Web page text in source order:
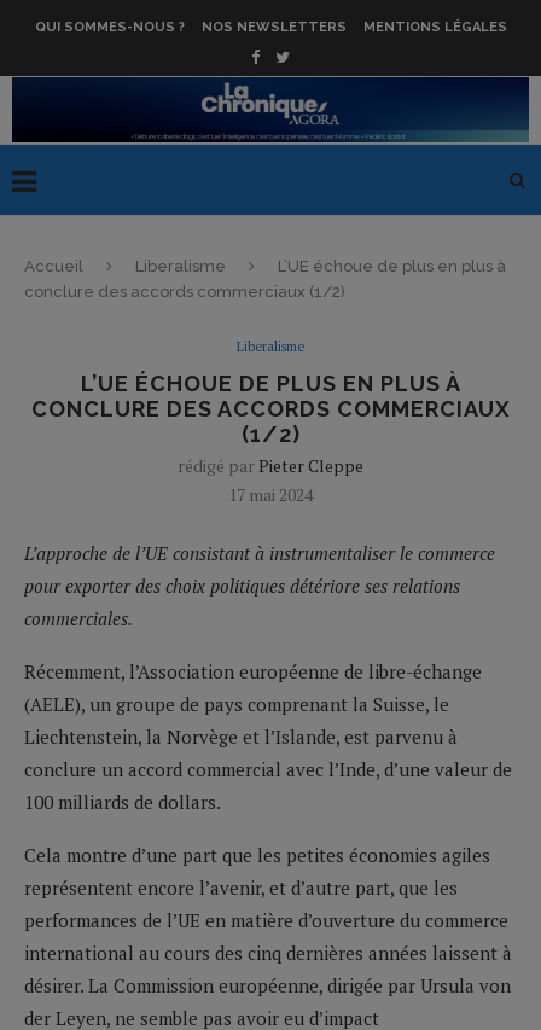
QUI SOMMES-NOUS ? NOS NEWSLETTERS MENTIONS LÉGALES
Accueil Liberalisme
L’UE échoue de plus en plus à
conclure des accords commerciaux (1/2)
Liberalisme
L’UE ÉCHOUE DE PLUS EN PLUS À
CONCLURE DES ACCORDS COMMERCIAUX
(1/2)
rédigé par Pieter Cleppe
17 mai 2024
L’approche de l’UE consistant à instrumentaliser le commerce
pour exporter des choix politiques détériore ses relations
commerciales.
Récemment, l’Association européenne de libre-échange
(AELE), un groupe de pays comprenant la Suisse, le
Liechtenstein, la Norvège et l’Islande, est parvenu à
conclure un accord commercial avec l’Inde, d’une valeur de
100 milliards de dollars.
Cela montre d’une part que les petites économies agiles
représentent encore l’avenir, et d’autre part, que les
performances de l’UE en matière d’ouverture du commerce
international au cours des cinq dernières années laissent à
désirer. La Commission européenne, dirigée par Ursula von
der Leyen, ne semble pas avoir eu d’impact